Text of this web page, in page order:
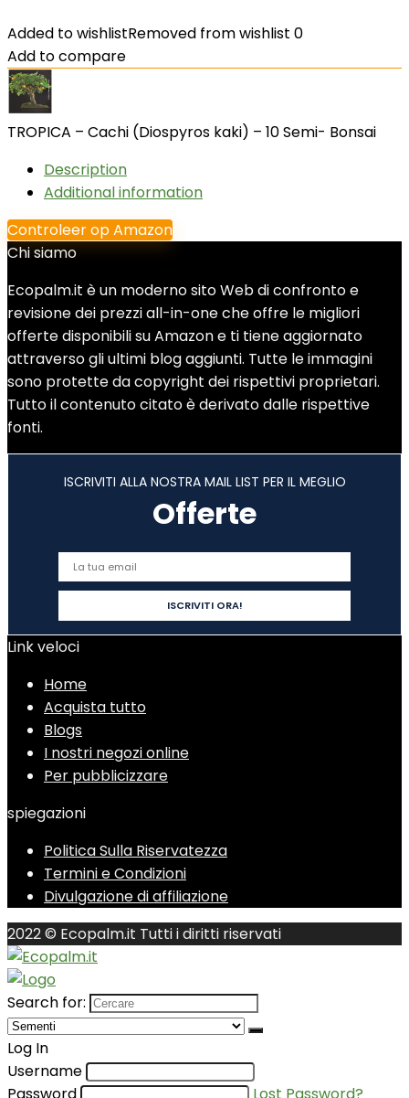
Added to wishlistRemoved from wishlist 0
Add to compare
TROPICA – Cachi (Diospyros kaki) – 10 Semi- Bonsai
Description
Additional information
Controleer op Amazon
Chi siamo
Ecopalm.it è un moderno sito Web di confronto e
revisione dei prezzi all-in-one che offre le migliori
offerte disponibili su Amazon e ti tiene aggiornato
attraverso gli ultimi blog aggiunti. Tutte le immagini
sono protette da copyright dei rispettivi proprietari.
Tutto il contenuto citato è derivato dalle rispettive
fonti.
ISCRIVITI ALLA NOSTRA MAIL LIST PER IL MEGLIO
Offerte
Link veloci
Home
Acquista tutto
Blogs
I nostri negozi online
Per pubblicizzare
spiegazioni
Politica Sulla Riservatezza
Termini e Condizioni
Divulgazione di affiliazione
2022 © Ecopalm.it Tutti i diritti riservati
Search for:
Log In
Username